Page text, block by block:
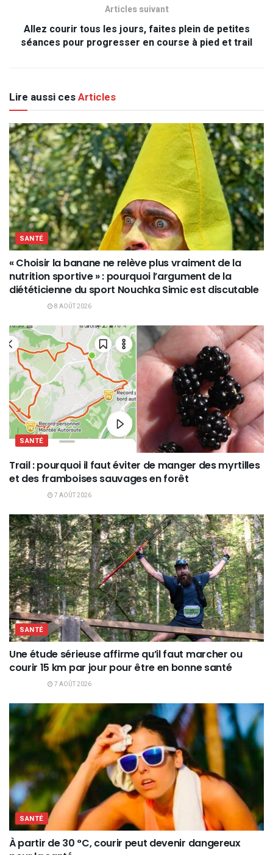
Articles suivant
Allez courir tous les jours, faites plein de petites
séances pour progresser en course à pied et trail
Lire aussi cesArticles
SANTÉ
« Choisir la banane ne relève plus vraiment de la
nutrition sportive » : pourquoi l’argument de la
diététicienne du sport Nouchka Simic est discutable
8 AOÛT 2026
SANTÉ
Trail : pourquoi il faut éviter de manger des myrtilles
et des framboises sauvages en forêt
7 AOÛT 2026
SANTÉ
Une étude sérieuse affirme qu’il faut marcher ou
courir 15 km par jour pour être en bonne santé
7 AOÛT 2026
SANTÉ
À partir de 30 °C, courir peut devenir dangereux